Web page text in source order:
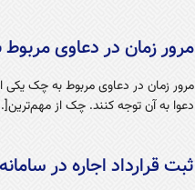
مرور زمان در دعاوی
مرور زمان در دعاوی مربوط به چک
دعوا به آن توجه کنند. چک از
ثبت قرارداد اجاره‌ در